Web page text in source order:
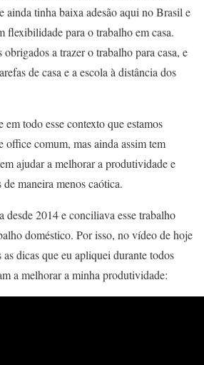
ainda tinha baixa adesão aqui no Brasil e
flexibilidade para o trabalho em casa.
a trazer o trabalho para casa, e
de casa e a escola à distância dos
todo esse contexto que estamos
office comum, mas ainda assim tem
ajudar a melhorar a produtividade e
maneira menos caótica.
desde 2014 e conciliava esse trabalho
doméstico. Por isso, no vídeo de hoje
dicas que eu apliquei durante todos
a melhorar a minha produtividade: